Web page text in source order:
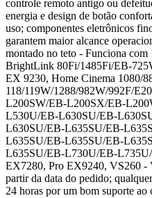
controle remoto antigo ou
energia e design de botão
uso; componentes eletrônicos
garantem maior alcance
montado no teto - Funciona
BrightLink 80Fi/1485Fi/EB-
EX 9230, Home Cinema 1080/
118/119W/1288/982W/992F/
L200SW/EB-L200SX/EB-
L530U/EB-L630SU/EB-
L630SU/EB-L635SU/EB-
L635SU/EB-L635SU/EB-
L635SU/EB-L730U/EB-
EX7280, Pro EX9240, VS260 -
partir da data do pedido;
24 horas por um bom suporte ao